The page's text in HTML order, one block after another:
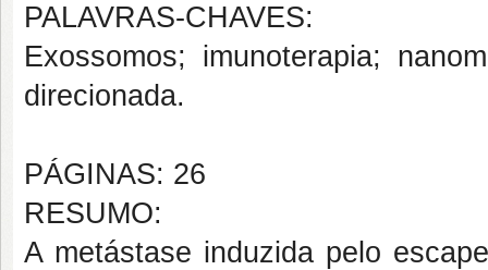
PALAVRAS-CHAVES:
Exossomos; imunoterapia;
direcionada.
PÁGINAS: 26
RESUMO:
A metástase induzida pelo